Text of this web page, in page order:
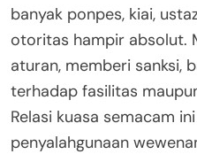
banyak ponpes, kiai,
otoritas hampir absolut.
aturan, memberi sanksi,
terhadap fasilitas
Relasi kuasa semacam
penyalahgunaan